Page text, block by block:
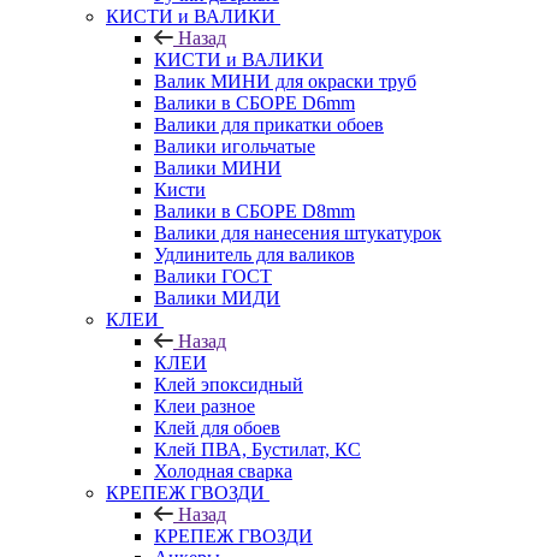
КИСТИ и ВАЛИКИ
Назад
КИСТИ и ВАЛИКИ
Валик МИНИ для окраски труб
Валики в СБОРЕ D6mm
Валики для прикатки обоев
Валики игольчатые
Валики МИНИ
Кисти
Валики в СБОРЕ D8mm
Валики для нанесения штукатурок
Удлинитель для валиков
Валики ГОСТ
Валики МИДИ
КЛЕИ
Назад
КЛЕИ
Клей эпоксидный
Клеи разное
Клей для обоев
Клей ПВА, Бустилат, КС
Холодная сварка
КРЕПЕЖ ГВОЗДИ
Назад
КРЕПЕЖ ГВОЗДИ